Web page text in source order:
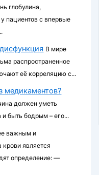
глобулина,
пациентов с впервые
В мире
распространенное
её корреляцию с...
медикаментов?
должен уметь
быть бодрым – его...
важным и
является
определение: —